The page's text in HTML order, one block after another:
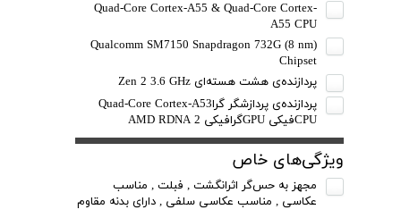
Quad-Core Cortex-A55 & Quad-Core Cortex-
A55 CPU
Qualcomm SM7150 Snapdragon 732G (8 nm)
Chipset
پردازنده‌ی هشت هسته‌ای Zen 2 3.6 GHz
پردازنده‌ی پردازشگر گراQuad-Core Cortex-A53
CPUفیکی GPUگرافیکی AMD RDNA 2
ویژگی‌های خاص
مجهز به حس‌گر اثرانگشت , فبلت , مناسب
عکاسی , مناسب عکاسی سلفی , دارای بدنه مقاوم